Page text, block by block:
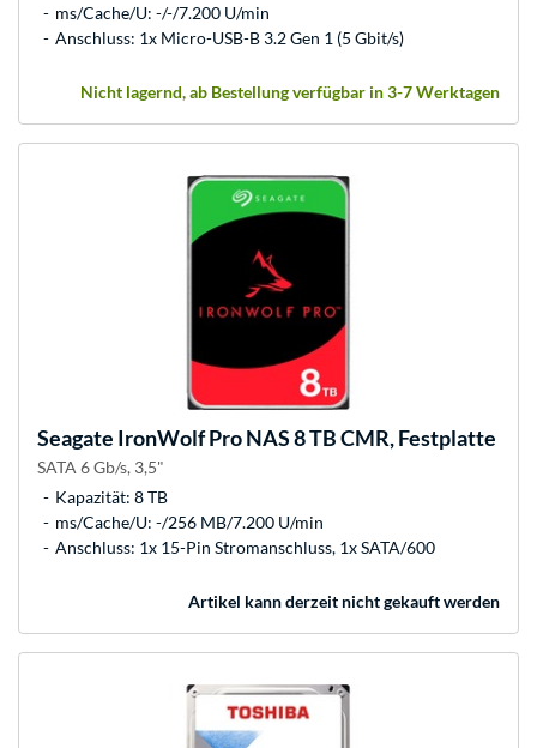
ms/Cache/U: -/-/7.200 U/min
Anschluss: 1x Micro-USB-B 3.2 Gen 1 (5 Gbit/s)
Nicht lagernd, ab Bestellung verfügbar in 3-7 Werktagen
Seagate IronWolf Pro NAS 8 TB CMR, Festplatte
SATA 6 Gb/s, 3,5"
Kapazität: 8 TB
ms/Cache/U: -/256 MB/7.200 U/min
Anschluss: 1x 15-Pin Stromanschluss, 1x SATA/600
Artikel kann derzeit nicht gekauft werden